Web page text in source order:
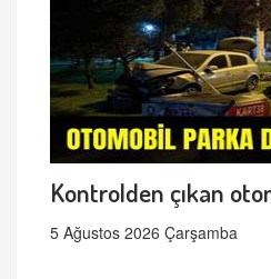
Kontrolden çıkan
5 Ağustos 2026 Çarşamba